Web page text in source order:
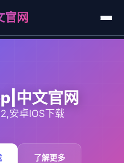
官网
中文官网
安卓IOS下载
了解更多